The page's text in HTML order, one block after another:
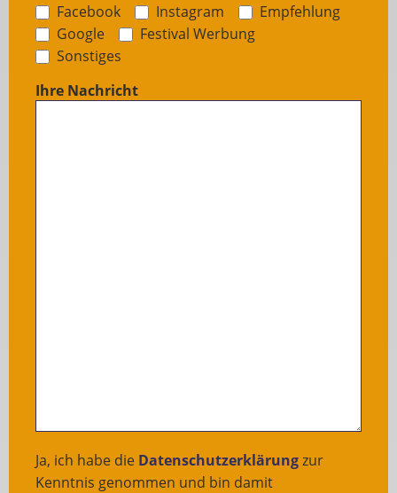
Facebook
Instagram
Empfehlung
Google
Festival Werbung
Sonstiges
Ihre Nachricht
Ja, ich habe die Datenschutzerklärungzur
Kenntnis genommen und bin damit